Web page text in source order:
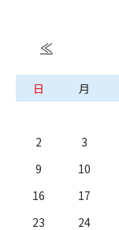
≪
日 月
2
3
9
10
16
17
23
24